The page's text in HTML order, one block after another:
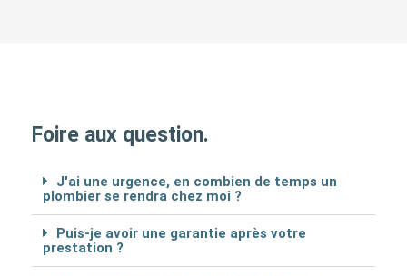
Foire aux question.
J'ai une urgence, en combien de temps un
plombier se rendra chez moi ?
Puis-je avoir une garantie après votre
prestation ?